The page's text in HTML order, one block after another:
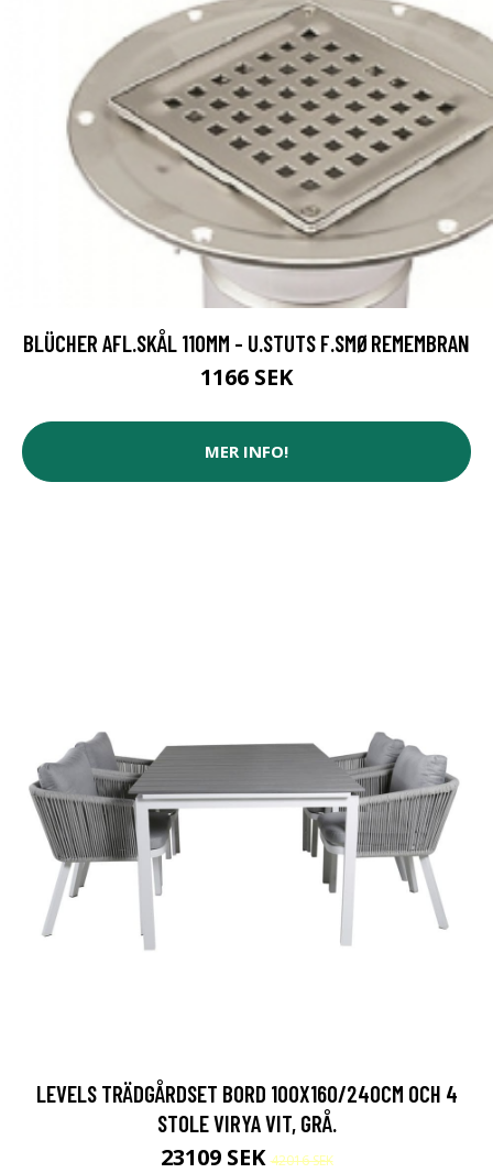
BLÜCHER AFL.SKÅL 110MM - U.STUTS F.SMØREMEMBRAN
1166 SEK
MER INFO!
LEVELS TRÄDGÅRDSET BORD 100X160/240CM OCH 4
STOLE VIRYA VIT, GRÅ.
23109 SEK42016 SEK